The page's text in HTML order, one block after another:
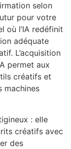
selon
pour votre
où l’IA redéfinit
adéquate
L’acquisition
permet aux
créatifs et
machines
: elle
créatifs avec
des